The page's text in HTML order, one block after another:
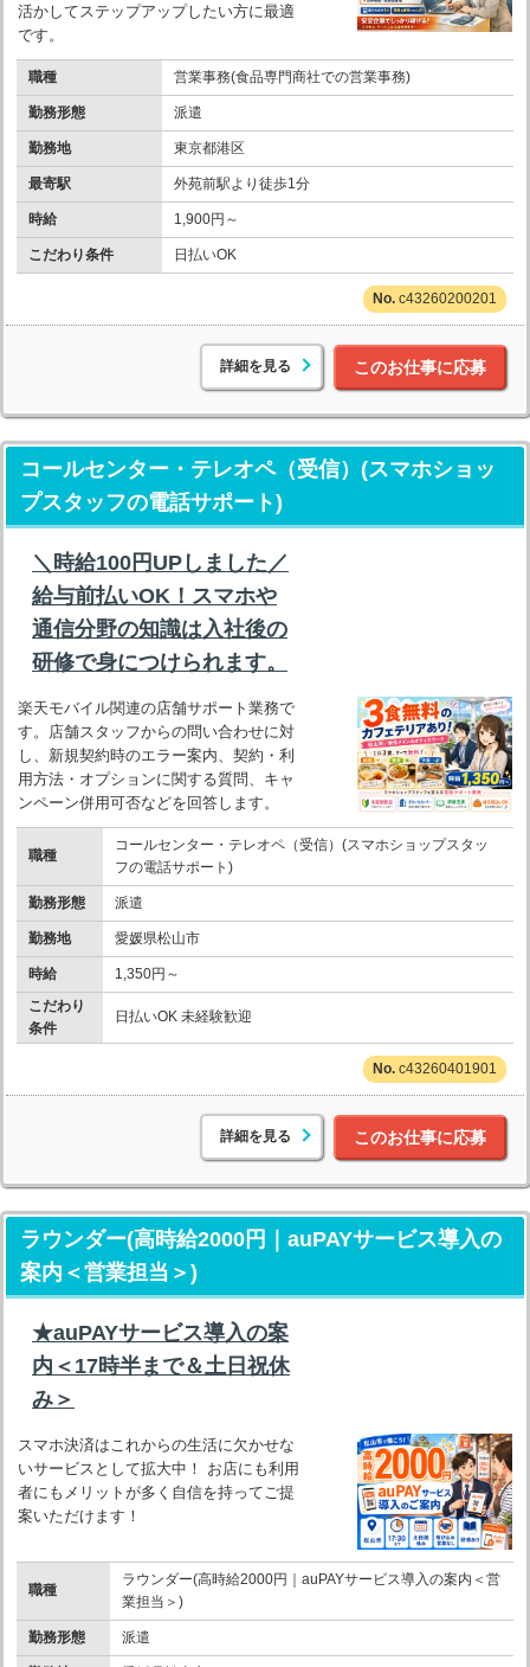
活かしてステップアップしたい方に最適
です。
職種 営業事務(食品専門商社での営業事務)
勤務形態 派遣
勤務地 東京都港区
最寄駅 外苑前駅より徒歩1分
時給 1,900円～
こだわり条件 日払いOK
c43260200201
詳細を見る このお仕事に応募
コールセンター・テレオペ（受信）(スマホショッ
プスタッフの電話サポート)
＼時給100円UPしました／
給与前払いOK！スマホや
通信分野の知識は入社後の
研修で身につけられます。
楽天モバイル関連の店舗サポート業務で
す。店舗スタッフからの問い合わせに対
し、新規契約時のエラー案内、契約・利
用方法・オプションに関する質問、キャ
ンペーン併用可否などを回答します。
職種
コールセンター・テレオペ（受信）(スマホショップスタッ
フの電話サポート)
勤務形態 派遣
勤務地 愛媛県松山市
時給
1,350円～
こだわり
条件
日払いOK 未経験歓迎
c43260401901
詳細を見る このお仕事に応募
ラウンダー(高時給2000円｜auPAYサービス導入の
案内＜営業担当＞)
★auPAYサービス導入の案
内＜17時半まで＆土日祝休
み＞
スマホ決済はこれからの生活に欠かせな
いサービスとして拡大中！ お店にも利用
者にもメリットが多く自信を持ってご提
案いただけます！
職種
ラウンダー(高時給2000円｜auPAYサービス導入の案内＜営
業担当＞)
勤務形態 派遣